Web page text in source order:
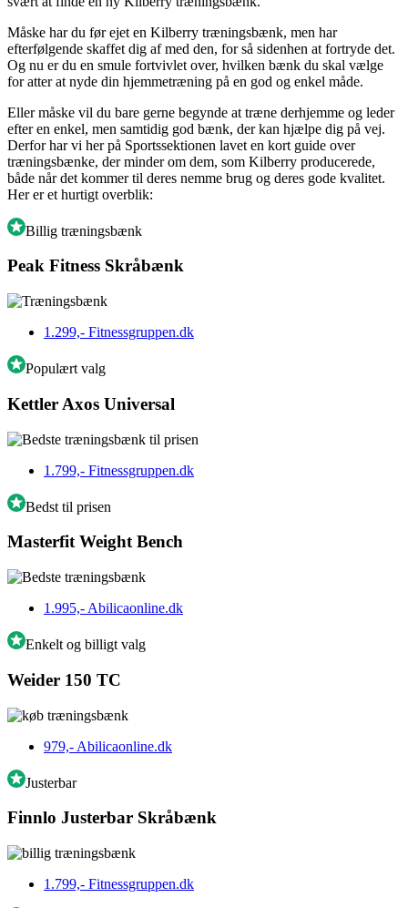
Måske har du før ejet en Kilberry træningsbænk, men har
efterfølgende skaffet dig af med den, for så sidenhen at fortryde det.
Og nu er du en smule fortvivlet over, hvilken bænk du skal vælge
for atter at nyde din hjemmetræning på en god og enkel måde.
Eller måske vil du bare gerne begynde at træne derhjemme og leder
efter en enkel, men samtidig god bænk, der kan hjælpe dig på vej.
Derfor har vi her på Sportssektionen lavet en kort guide over
træningsbænke, der minder om dem, som Kilberry producerede,
både når det kommer til deres nemme brug og deres gode kvalitet.
Her er et hurtigt overblik:
Billig træningsbænk
Peak Fitness Skråbænk
1.299,- Fitnessgruppen.dk
Populært valg
Kettler Axos Universal
1.799,- Fitnessgruppen.dk
Bedst til prisen
Masterfit Weight Bench
1.995,- Abilicaonline.dk
Enkelt og billigt valg
Weider 150 TC
979,- Abilicaonline.dk
Justerbar
Finnlo Justerbar Skråbænk
1.799,- Fitnessgruppen.dk